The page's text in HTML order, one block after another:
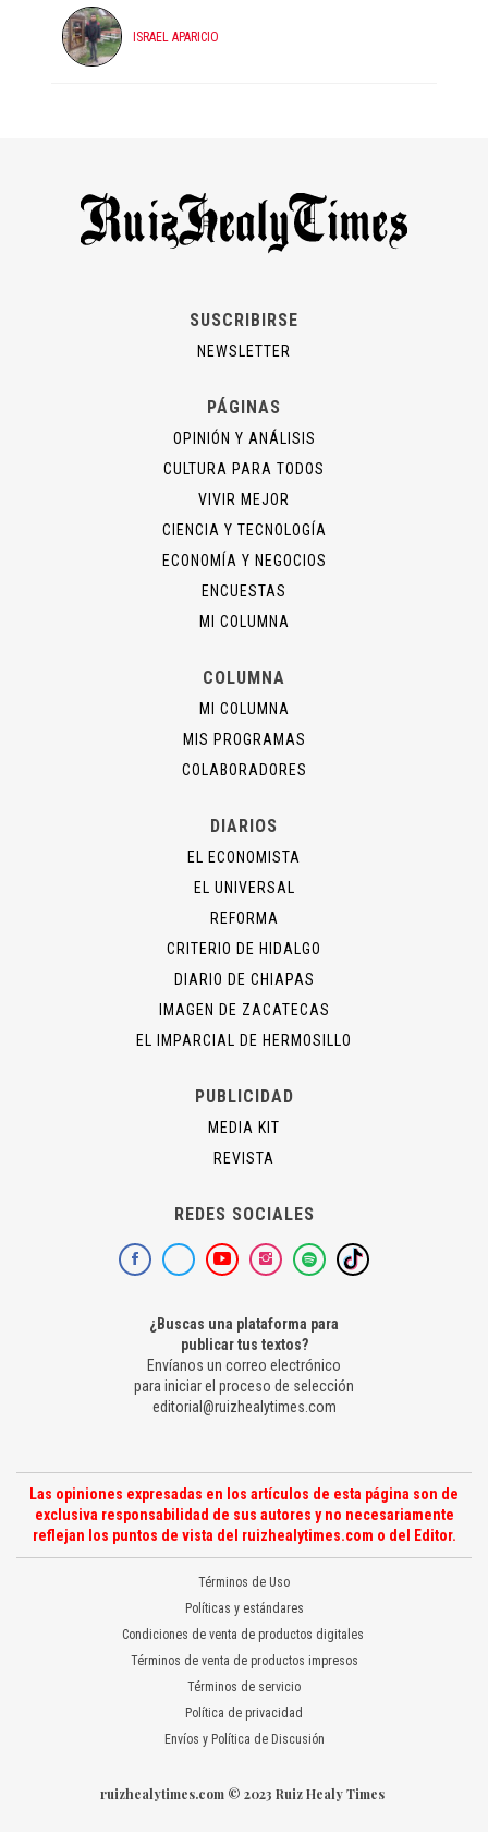
ISRAEL APARICIO
SUSCRIBIRSE
NEWSLETTER
PÁGINAS
OPINIÓN Y ANÁLISIS
CULTURA PARA TODOS
VIVIR MEJOR
CIENCIA Y TECNOLOGÍA
ECONOMÍA Y NEGOCIOS
ENCUESTAS
MI COLUMNA
COLUMNA
MI COLUMNA
MIS PROGRAMAS
COLABORADORES
DIARIOS
EL ECONOMISTA
EL UNIVERSAL
REFORMA
CRITERIO DE HIDALGO
DIARIO DE CHIAPAS
IMAGEN DE ZACATECAS
EL IMPARCIAL DE HERMOSILLO
PUBLICIDAD
MEDIA KIT
REVISTA
REDES SOCIALES
¿Buscas una plataforma para
publicar tus textos?
Envíanos un correo electrónico
para iniciar el proceso de selección
editorial@ruizhealytimes.com
Las opiniones expresadas en los artículos de esta página son de
exclusiva responsabilidad de sus autores y no necesariamente
reflejan los puntos de vista del ruizhealytimes.com o del Editor.
Términos de Uso
Políticas y estándares
Condiciones de venta de productos digitales
Términos de venta de productos impresos
Términos de servicio
Política de privacidad
Envíos y Política de Discusión
ruizhealytimes.com © 2023 Ruiz Healy Times